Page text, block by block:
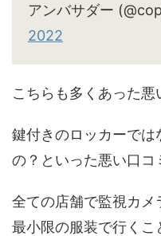
アンバサダー
2022
こちらも多くあった悪
鍵付きのロッカーでは
の？といった悪い口コ
全ての店舗で監視カ
最小限の服装で行くこ